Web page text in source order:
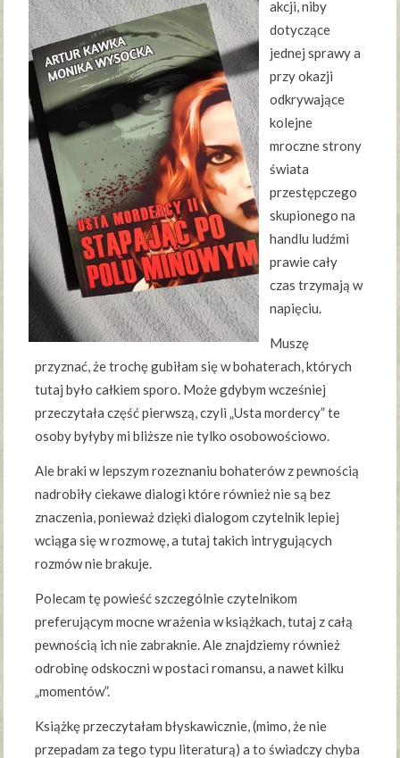
akcji, niby
dotyczące
jednej sprawy a
przy okazji
odkrywające
kolejne
mroczne strony
świata
przestępczego
skupionego na
handlu ludźmi
prawie cały
czas trzymają w
napięciu.
Muszę
przyznać, że trochę gubiłam się w bohaterach, których
tutaj było całkiem sporo. Może gdybym wcześniej
przeczytała część pierwszą, czyli „Usta mordercy” te
osoby byłyby mi bliższe nie tylko osobowościowo.
Ale braki w lepszym rozeznaniu bohaterów z pewnością
nadrobiły ciekawe dialogi które również nie są bez
znaczenia, ponieważ dzięki dialogom czytelnik lepiej
wciąga się w rozmowę, a tutaj takich intrygujących
rozmów nie brakuje.
Polecam tę powieść szczególnie czytelnikom
preferującym mocne wrażenia w książkach, tutaj z całą
pewnością ich nie zabraknie. Ale znajdziemy również
odrobinę odskoczni w postaci romansu, a nawet kilku
„momentów”.
Książkę przeczytałam błyskawicznie, (mimo, że nie
przepadam za tego typu literaturą) a to świadczy chyba